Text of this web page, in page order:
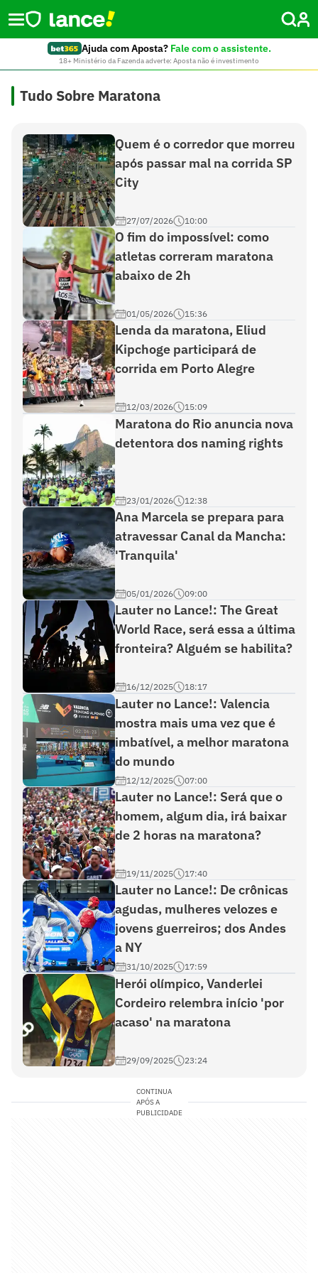
Ajuda com Aposta? Fale com o assistente.
18+ Ministério da Fazenda adverte: Aposta não é investimento
Tudo Sobre Maratona
Quem é o corredor que morreu
após passar mal na corrida SP
City
27/07/2026 10:00
O fim do impossível: como
atletas correram maratona
abaixo de 2h
01/05/2026 15:36
Lenda da maratona, Eliud
Kipchoge participará de
corrida em Porto Alegre
12/03/2026 15:09
Maratona do Rio anuncia nova
detentora dos naming rights
23/01/2026 12:38
Ana Marcela se prepara para
atravessar Canal da Mancha:
'Tranquila'
05/01/2026 09:00
Lauter no Lance!: The Great
World Race, será essa a última
fronteira? Alguém se habilita?
16/12/2025 18:17
Lauter no Lance!: Valencia
mostra mais uma vez que é
imbatível, a melhor maratona
do mundo
12/12/2025 07:00
Lauter no Lance!: Será que o
homem, algum dia, irá baixar
de 2 horas na maratona?
19/11/2025 17:40
Lauter no Lance!: De crônicas
agudas, mulheres velozes e
jovens guerreiros; dos Andes
a NY
31/10/2025 17:59
Herói olímpico, Vanderlei
Cordeiro relembra início 'por
acaso' na maratona
29/09/2025 23:24
CONTINUA
APÓS A
PUBLICIDADE